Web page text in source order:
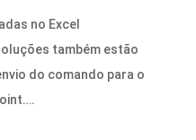
no Excel
também estão
do comando para o